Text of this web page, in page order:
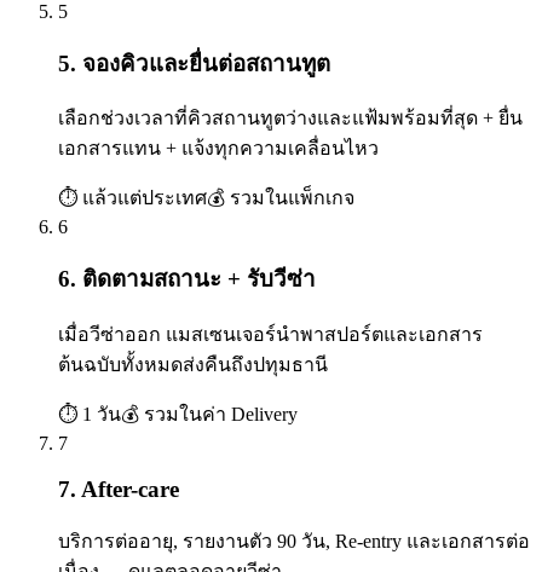
5
5. จองคิวและยื่นต่อสถานทูต
เลือกช่วงเวลาที่คิวสถานทูตว่างและแฟ้มพร้อมที่สุด + ยื่น
เอกสารแทน + แจ้งทุกความเคลื่อนไหว
⏱ แล้วแต่ประเทศ💰 รวมในแพ็กเกจ
6
6. ติดตามสถานะ + รับวีซ่า
เมื่อวีซ่าออก แมสเซนเจอร์นำพาสปอร์ตและเอกสาร
ต้นฉบับทั้งหมดส่งคืนถึงปทุมธานี
⏱ 1 วัน💰 รวมในค่า Delivery
7
7. After-care
บริการต่ออายุ, รายงานตัว 90 วัน, Re-entry และเอกสารต่อ